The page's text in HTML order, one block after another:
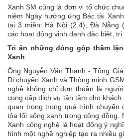
Xanh SM cũng là đơn vị tổ chức
niệm Ngày hưởng ứng Bác tài
tại 3 miền: Hà Nội (2.4), Đà Nẵng
các hoạt động vinh danh đặc biệt, tri
Tri ân những đóng góp thầm
Xanh
Ông Nguyễn Văn Thanh - Tổng
Di chuyển Xanh và Thông minh
nghệ không chỉ đơn thuần là
cung cấp dịch vụ tận tâm cho
quan trọng trong quá trình chuyển
tỏa lối sống xanh trong cộng đồng.
Xanh công nghệ là hoạt động ý
hình một nghề nghiệp tạo ra nhiều